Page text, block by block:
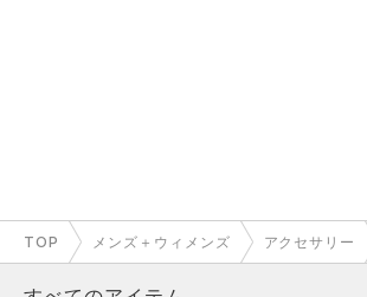
TOP メンズ＋ウィメンズ アクセサリー